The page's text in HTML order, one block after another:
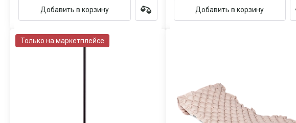
Добавить в корзину Добавить в корзину
Только на маркетплейсе